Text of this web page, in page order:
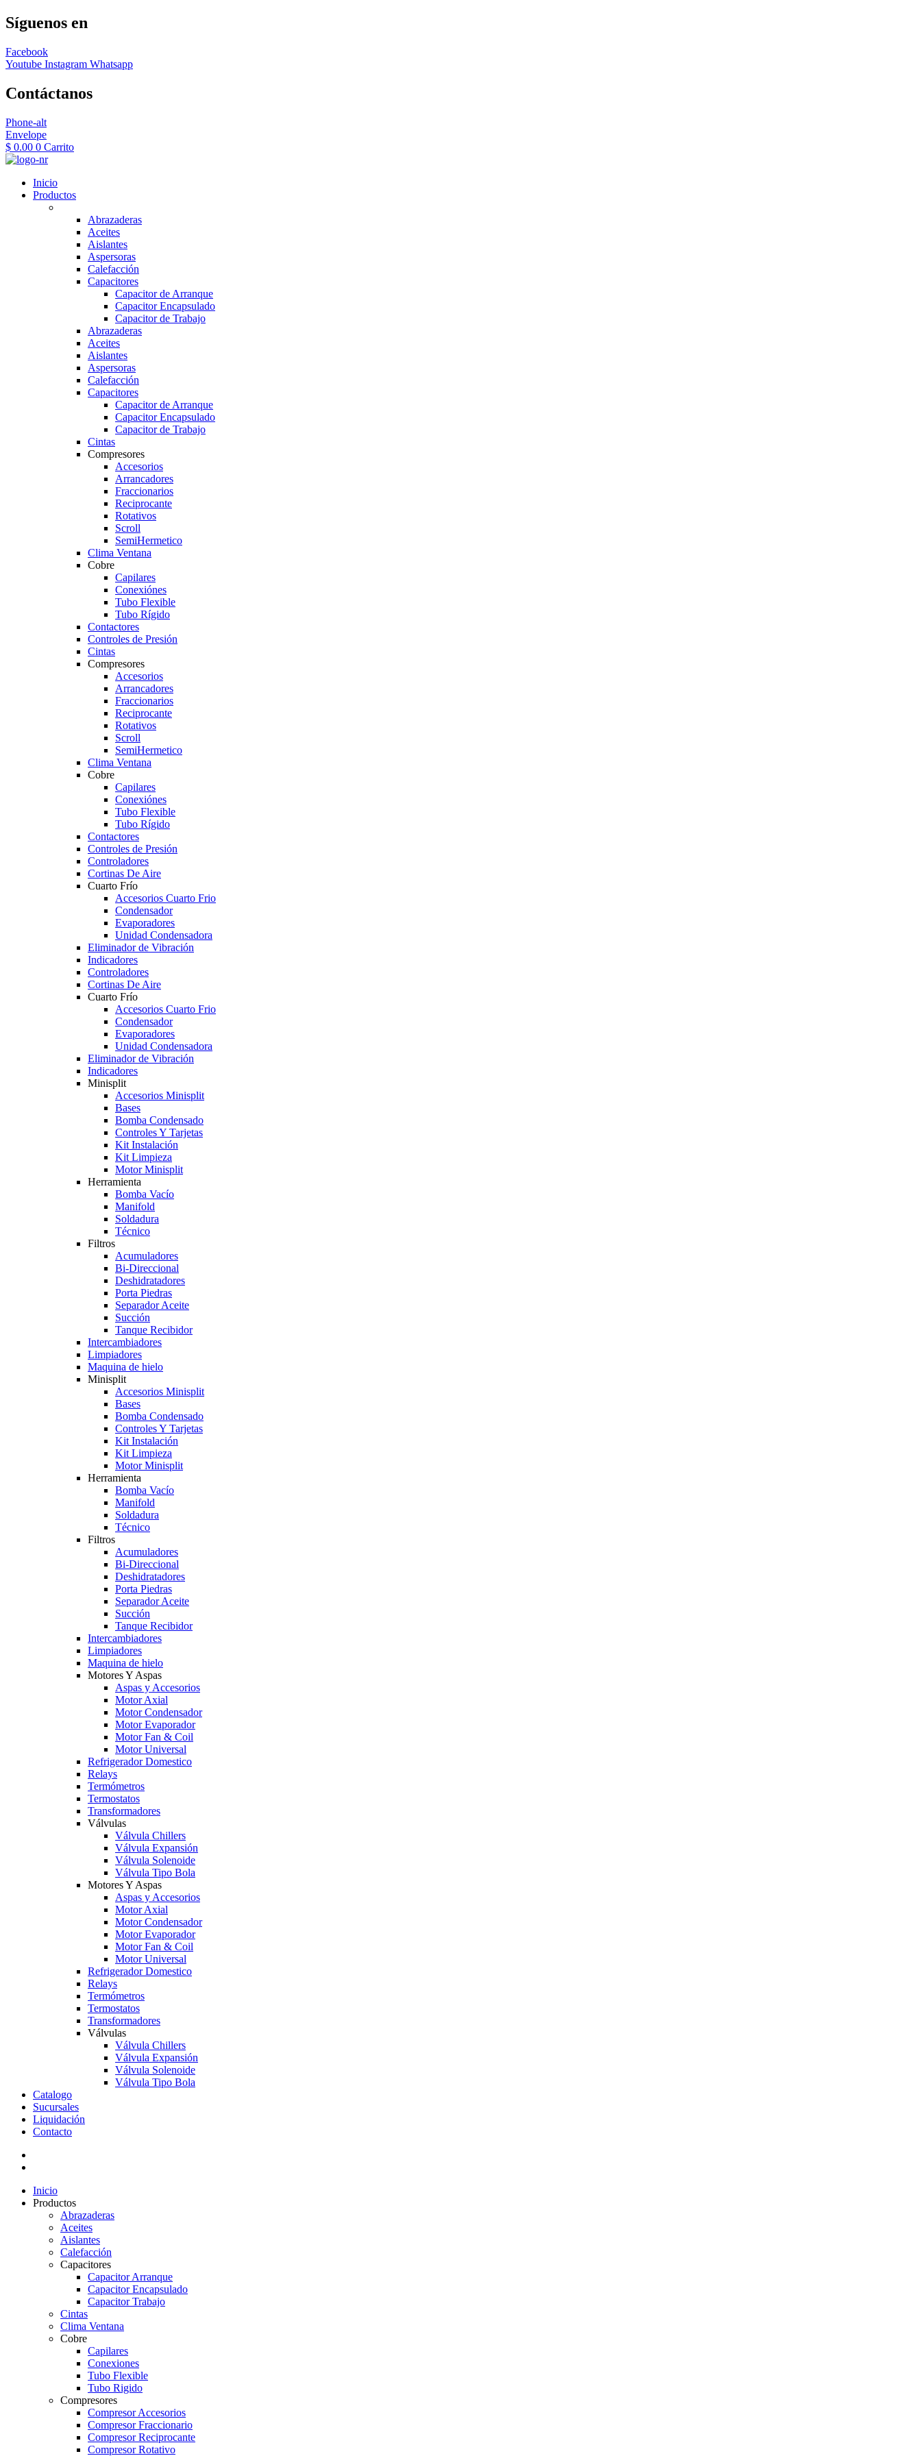
Síguenos en
Facebook
Youtube Instagram Whatsapp
Contáctanos
Phone-alt
Envelope
$ 0.00 0 Carrito
Inicio
Productos
Abrazaderas
Aceites
Aislantes
Aspersoras
Calefacción
Capacitores
Capacitor de Arranque
Capacitor Encapsulado
Capacitor de Trabajo
Abrazaderas
Aceites
Aislantes
Aspersoras
Calefacción
Capacitores
Capacitor de Arranque
Capacitor Encapsulado
Capacitor de Trabajo
Cintas
Compresores
Accesorios
Arrancadores
Fraccionarios
Reciprocante
Rotativos
Scroll
SemiHermetico
Clima Ventana
Cobre
Capilares
Conexiónes
Tubo Flexible
Tubo Rígido
Contactores
Controles de Presión
Cintas
Compresores
Accesorios
Arrancadores
Fraccionarios
Reciprocante
Rotativos
Scroll
SemiHermetico
Clima Ventana
Cobre
Capilares
Conexiónes
Tubo Flexible
Tubo Rígido
Contactores
Controles de Presión
Controladores
Cortinas De Aire
Cuarto Frío
Accesorios Cuarto Frio
Condensador
Evaporadores
Unidad Condensadora
Eliminador de Vibración
Indicadores
Controladores
Cortinas De Aire
Cuarto Frío
Accesorios Cuarto Frio
Condensador
Evaporadores
Unidad Condensadora
Eliminador de Vibración
Indicadores
Minisplit
Accesorios Minisplit
Bases
Bomba Condensado
Controles Y Tarjetas
Kit Instalación
Kit Limpieza
Motor Minisplit
Herramienta
Bomba Vacío
Manifold
Soldadura
Técnico
Filtros
Acumuladores
Bi-Direccional
Deshidratadores
Porta Piedras
Separador Aceite
Succión
Tanque Recibidor
Intercambiadores
Limpiadores
Maquina de hielo
Minisplit
Accesorios Minisplit
Bases
Bomba Condensado
Controles Y Tarjetas
Kit Instalación
Kit Limpieza
Motor Minisplit
Herramienta
Bomba Vacío
Manifold
Soldadura
Técnico
Filtros
Acumuladores
Bi-Direccional
Deshidratadores
Porta Piedras
Separador Aceite
Succión
Tanque Recibidor
Intercambiadores
Limpiadores
Maquina de hielo
Motores Y Aspas
Aspas y Accesorios
Motor Axial
Motor Condensador
Motor Evaporador
Motor Fan & Coil
Motor Universal
Refrigerador Domestico
Relays
Termómetros
Termostatos
Transformadores
Válvulas
Válvula Chillers
Válvula Expansión
Válvula Solenoide
Válvula Tipo Bola
Motores Y Aspas
Aspas y Accesorios
Motor Axial
Motor Condensador
Motor Evaporador
Motor Fan & Coil
Motor Universal
Refrigerador Domestico
Relays
Termómetros
Termostatos
Transformadores
Válvulas
Válvula Chillers
Válvula Expansión
Válvula Solenoide
Válvula Tipo Bola
Catalogo
Sucursales
Liquidación
Contacto
Inicio
Productos
Abrazaderas
Aceites
Aislantes
Calefacción
Capacitores
Capacitor Arranque
Capacitor Encapsulado
Capacitor Trabajo
Cintas
Clima Ventana
Cobre
Capilares
Conexiones
Tubo Flexible
Tubo Rigido
Compresores
Compresor Accesorios
Compresor Fraccionario
Compresor Reciprocante
Compresor Rotativo